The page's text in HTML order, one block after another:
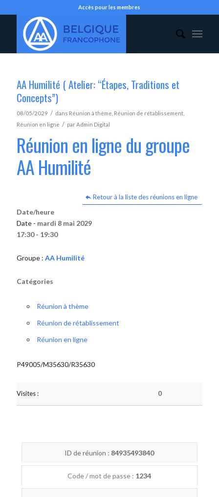
Accès pour les membres
AA Humilité ( Atelier: “Étapes, Traditions et
Concepts”)
08/05/2029 / dans Réunion à thème Réunion de rétablissement,
Réunion en ligne / parAdmin Digital
Réunion en ligne du groupe
AA Humilité
Retour à la liste des réunions en ligne
Date/heure
Date - mardi 8 mai 2029
17:30 - 19:30
Groupe : AA Humilité
Catégories
Réunion à thème
Réunion de rétablissement
Réunion en ligne
P49005/M35630/R35630
Visites : 0
ID de réunion : 84935493840
Code / mot de passe : 1234